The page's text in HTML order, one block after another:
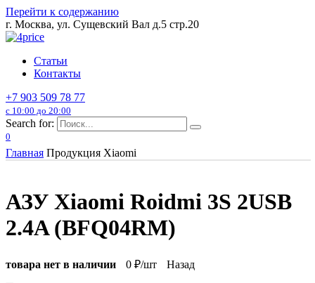
Перейти к содержанию
г. Москва, ул. Сущевский Вал д.5 стр.20
Статьи
Контакты
+7 903 509 78 77
с 10:00 до 20:00
Search for:
0
Главная Продукция Xiaomi
АЗУ Xiaomi Roidmi 3S 2USB
2.4A (BFQ04RM)
товара нет в наличии 0 ₽/шт Назад